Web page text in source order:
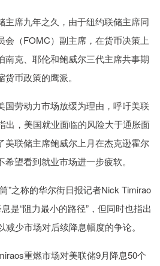
席九年之久，由于纽约联储主席同
会（FOMC）副主席，在货币决策上
南克、耶伦和鲍威尔三代主席共事期
币政策的鹰派。
劳动力市场放缓为理由，呼吁美联
出，美国就业面临的风险大于通胀面
美联储主席鲍威尔上月在杰克逊霍尔
望看到就业市场进一步疲软。
之称的华尔街日报记者Nick Timirao
是“阻力最小的路径”，但同时也指出
少市场对后续降息幅度的争论。
重燃市场对美联储9月降息50个